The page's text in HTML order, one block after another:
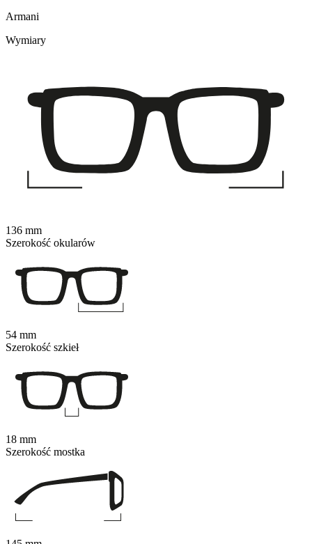
Armani
Wymiary
136 mm
Szerokość okularów
54 mm
Szerokość szkieł
18 mm
Szerokość mostka